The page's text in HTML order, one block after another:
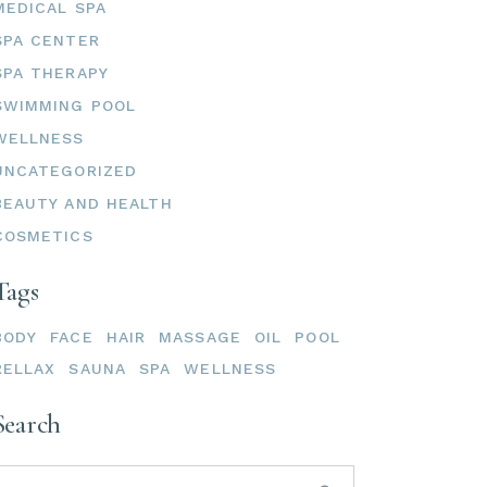
SPA
CENTER
THERAPY
POOL
AND HEALTH
FACE HAIR MASSAGE OIL
POOL
SAUNA SPA WELLNESS